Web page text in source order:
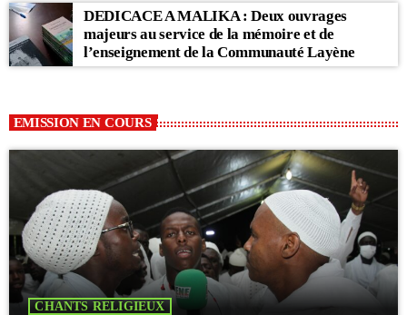
DEDICACE A MALIKA : Deux ouvrages
majeurs au service de la mémoire et de
l’enseignement de la Communauté Layène
EMISSION EN COURS
CHANTS RELIGIEUX